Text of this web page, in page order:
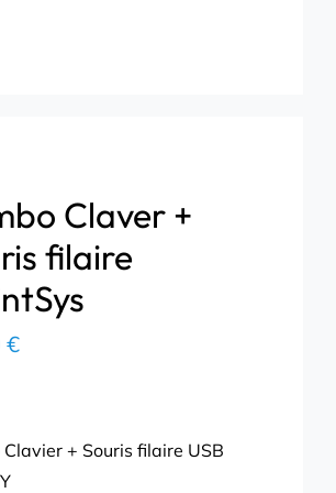
Claver +
filaire
€
Clavier + Souris filaire USB